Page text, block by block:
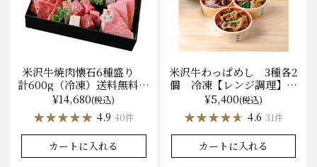
米沢牛焼肉懐石6種盛り
計600g（冷凍）送料無料
化粧箱入
¥14,680(税込)
★★★★★
★★★★★ 4.9 40件
カートに入れる
米沢牛わっぱめし 3種各2
個 冷凍【レンジ調理】化
粧箱入
¥5,400(税込)
★★★★★
★★★★★ 4.6 31件
カートに入れる